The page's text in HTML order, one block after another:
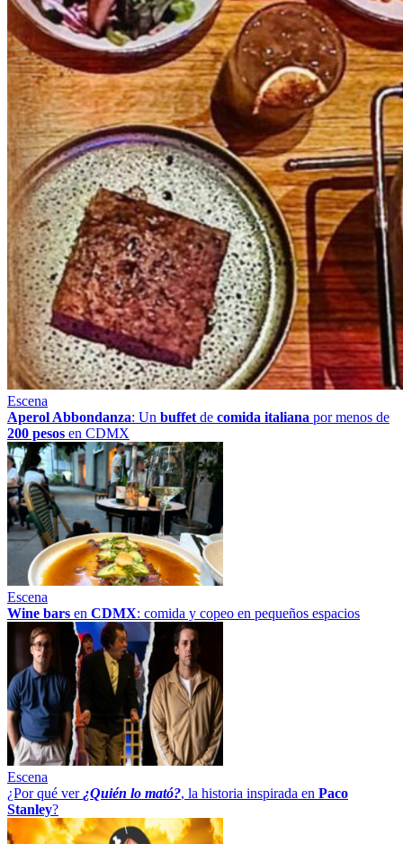
Escena
Aperol Abbondanza: Un buffet de comida italiana por menos de
200 pesos en CDMX
Escena
Wine bars en CDMX: comida y copeo en pequeños espacios
Escena
¿Por qué ver ¿Quién lo mató?, la historia inspirada en Paco
Stanley?